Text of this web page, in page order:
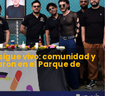
vivo: comunidad y
en el Parque de